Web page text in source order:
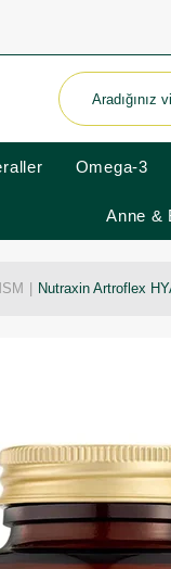
Omega-3
Anne &
Nutraxin Artroflex